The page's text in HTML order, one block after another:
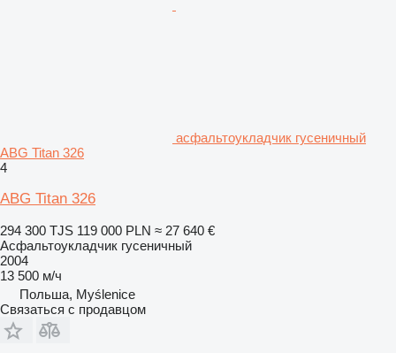
асфальтоукладчик гусеничный
ABG Titan 326
4
ABG Titan 326
294 300 TJS 119 000 PLN ≈ 27 640 €
Асфальтоукладчик гусеничный
2004
13 500 м/ч
Польша, Myślenice
Связаться с продавцом